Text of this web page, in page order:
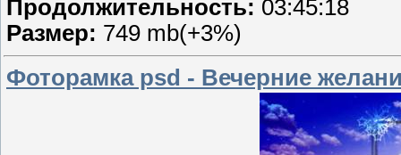
Продолжительность: 03:45:18
Размер: 749 mb(+3%)
Фоторамка psd - Вечерние